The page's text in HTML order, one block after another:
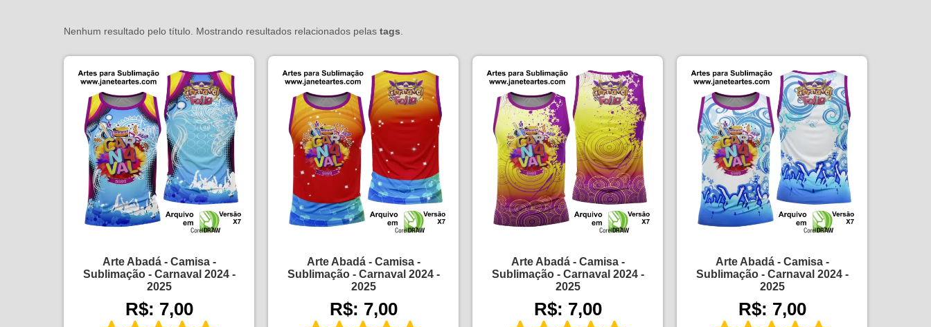
Nenhum resultado pelo título. Mostrando resultados relacionados pelas tags.
Arte Abadá - Camisa -
Sublimação - Carnaval 2024 -
2025
R$: 7,00
Arte Abadá - Camisa -
Sublimação - Carnaval 2024 -
2025
R$: 7,00
Arte Abadá - Camisa -
Sublimação - Carnaval 2024 -
2025
R$: 7,00
Arte Abadá - Camisa -
Sublimação - Carnaval 2024 -
2025
R$: 7,00